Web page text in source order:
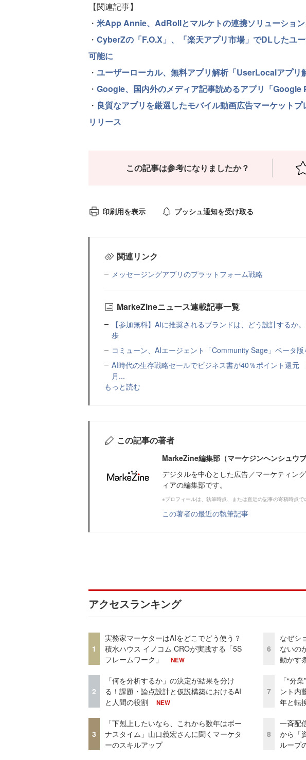
【関連記事】
・ 米App Annie、AdRollとマルケトの連携ソリューショ
・ CyberZの「F.O.X」、「楽天アプリ市場」でDLしたユ
可能に
・ ユーザーローカル、無料アプリ解析「UserLocalアプリ
・ Google、国内外のメディア記事読めるアプリ「
・ 良質なアプリを厳選したモバイル動画広告マーケット
リリース
この記事は参考になりましたか？
印刷用を表示 プッシュ通知を受け取る
関連リンク
メッセージングアプリのプラットフォーム戦略
MarkeZineニュース連載記事一覧
【参加無料】AIに推奨されるブランドは、どう設計するか
歩
コミューン、AIエージェント「Community Sage」ベータ版
AI時代の生存戦略セールでビジネス書が40％ポイント還
月...
もっと読む
この記事の著者
MarkeZine編集部（マーケジンヘンシュウブ
デジタルを中心とした広告／マーケティン
ィアの編集部です。
※プロフィールは、執筆時点、または直近の記事の寄稿時点で
この著者の最近の執筆記事
アクセスランキング
1
実務家マーケターはAIをどこでどう使う？
積水ハウス イノコム CROが実践する「5S
フレームワーク」
NEW
2
「何を分析するか」の決定が結果を分け
る！課題・論点設計と仮説構築におけるAI
と人間の役割
NEW
3
「下剋上したいなら、これから数年はボー
ナスタイム」山口義宏さんに聞くマーケタ
ーのスキルアップ
6
なぜシ
ないの
動かす
7
「“分
ント内
年と転
8
一斉配
から「
ループ